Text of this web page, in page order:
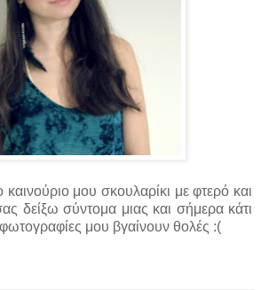
μου σκουλαρίκι με φτερό και
δείξω σύντομα μιας και σήμερα κάτι
φωτογραφίες μου βγαίνουν θολές :(